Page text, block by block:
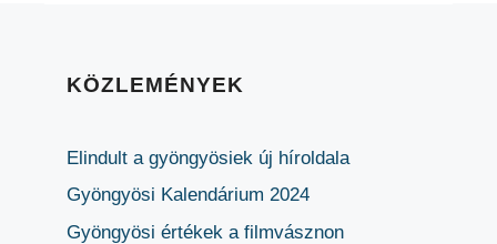
KÖZLEMÉNYEK
Elindult a gyöngyösiek új híroldala
Gyöngyösi Kalendárium 2024
Gyöngyösi értékek a filmvásznon